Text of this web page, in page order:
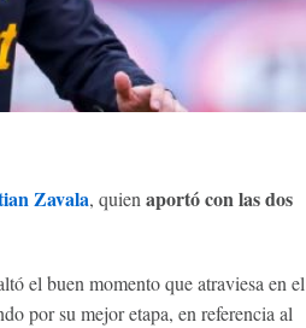
Zavala, quienaportó con las dos
el buen momento que atraviesa en el
por su mejor etapa, en referencia al